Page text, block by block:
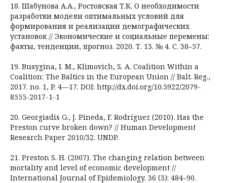
18. Шабунова А.А., Ростовская Т.К. О необходимости
разработки модели оптимальных условий для
формирования и реализации демографических
установок // Экономические и социальные перемены:
факты, тенденции, прогноз. 2020. Т. 13. № 4. С. 38–57.
19. Busygina, I. M., Klimovich, S. A. Coalition Within a
Coalition: The Baltics in the European Union // Balt. Reg.,
2017. no. 1, P. 4—17. DOI: http://dx.doi.org/10.5922/2079-
8555-2017-1-1
20. Georgiadis G., J. Pineda, F. Rodríguez (2010). Has the
Preston curve broken down? // Human Development
Research Paper 2010/32. UNDP.
21. Preston S. H. (2007). The changing relation between
mortality and level of economic development //
International Journal of Epidemiology. 36 (3): 484–90.